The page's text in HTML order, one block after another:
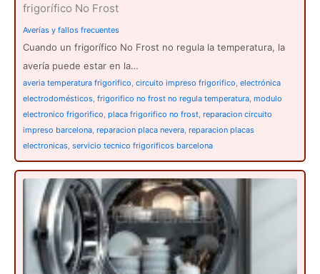
frigorífico No Frost
Averías y fallos frecuentes
Cuando un frigorífico No Frost no regula la temperatura, la
avería puede estar en la…
averia temperatura frigorifico circuito impreso frigorifico electrónica
electrodomésticos frigorifico no frost no regula temperatura modulo
electronico frigorifico placa frigorifico no frost reparacion circuito
impreso barcelona reparacion placa nevera reparacion placas
electronicas servicio tecnico frigorificos barcelona